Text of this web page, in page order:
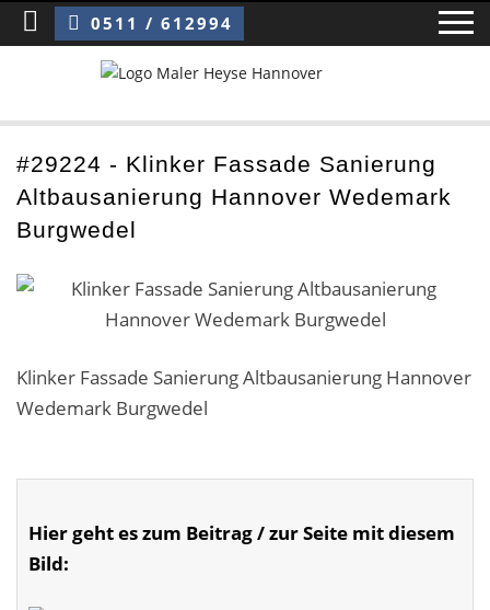
Sie sind hier:Klinker Fassade Sanierung Altbausanierung Hannover Wedemark Burgwedel
0511 / 612994
Home
Blog
Über uns
Referenzen und Kundenbewertungen
#29224 - Klinker Fassade Sanierung
Altbausanierung Hannover Wedemark
Burgwedel
Klinker Fassade Sanierung Altbausanierung Hannover
Wedemark Burgwedel
Hier geht es zum Beitrag / zur Seite mit diesem
Bild: